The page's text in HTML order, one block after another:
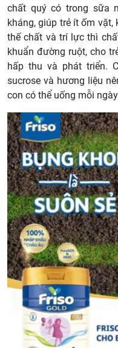
chất quý có trong sữa
kháng, giúp trẻ ít ốm
thế chất và trí lực thì
khuẩn đường ruột, cho
hấp thu và phát triển.
sucrose và hương liệu
con có thể uống mỗi